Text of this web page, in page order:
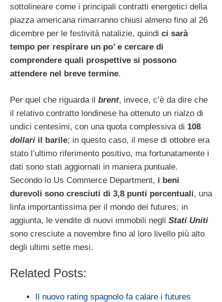
sottolineare come i principali contratti energetici della
piazza americana rimarranno chiusi almeno fino al 26
dicembre per le festività natalizie, quindi ci sarà
tempo per respirare un po’ e cercare di
comprendere quali prospettive si possono
attendere nel breve termine.
Per quel che riguarda il brent, invece, c’è da dire che
il relativo contratto londinese ha ottenuto un rialzo di
undici centesimi, con una quota complessiva di 108
dollari il barile; in questo caso, il mese di ottobre era
stato l’ultimo riferimento positivo, ma fortunatamente i
dati sono stati aggiornati in maniera puntuale.
Secondo lo Us Commerce Department, i beni
durevoli sono cresciuti di 3,8 punti percentuali, una
linfa importantissima per il mondo dei futures; in
aggiunta, le vendite di nuovi immobili negli Stati Uniti
sono cresciute a novembre fino al loro livello più alto
degli ultimi sette mesi.
Related Posts:
Il nuovo rating spagnolo fa calare i futures